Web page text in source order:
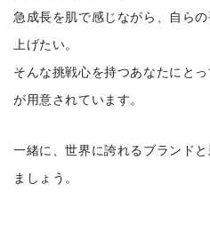
急成長を肌で感じながら、自ら
上げたい。
そんな挑戦心を持つあなたにと
が用意されています。
一緒に、世界に誇れるブランド
ましょう。